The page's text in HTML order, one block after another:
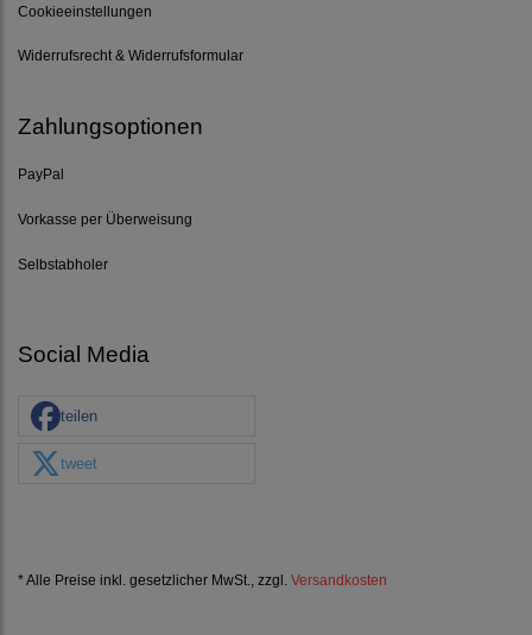
Cookieeinstellungen
Widerrufsrecht & Widerrufsformular
Zahlungsoptionen
PayPal
Vorkasse per Überweisung
Selbstabholer
Social Media
teilen
tweet
* Alle Preise inkl. gesetzlicher MwSt., zzgl. Versandkosten